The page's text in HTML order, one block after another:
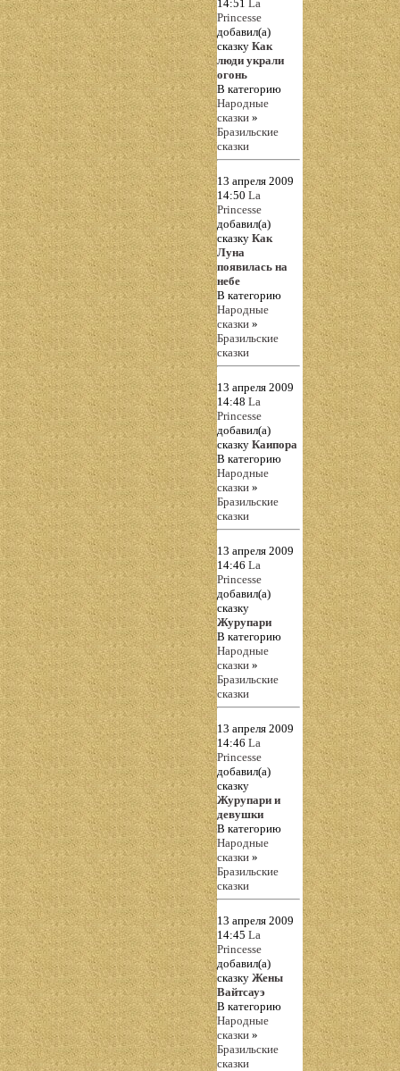
14:51 La
Princesse
добавил(а)
сказку Как
люди украли
огонь
В категорию
Народные
сказки »
Бразильские
сказки
13 апреля 2009
14:50 La
Princesse
добавил(а)
сказку Как
Луна
появилась на
небе
В категорию
Народные
сказки »
Бразильские
сказки
13 апреля 2009
14:48 La
Princesse
добавил(а)
сказку Каипора
В категорию
Народные
сказки »
Бразильские
сказки
13 апреля 2009
14:46 La
Princesse
добавил(а)
сказку
Журупари
В категорию
Народные
сказки »
Бразильские
сказки
13 апреля 2009
14:46 La
Princesse
добавил(а)
сказку
Журупари и
девушки
В категорию
Народные
сказки »
Бразильские
сказки
13 апреля 2009
14:45 La
Princesse
добавил(а)
сказку Жены
Вайтсауэ
В категорию
Народные
сказки »
Бразильские
сказки